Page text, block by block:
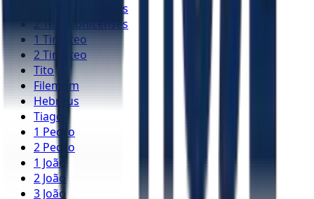
1 Tessalonicenses
2 Tessalonicenses
1 Timóteo
2 Timóteo
Tito
Filemom
Hebreus
Tiago
1 Pedro
2 Pedro
1 João
2 João
3 João